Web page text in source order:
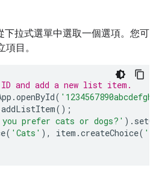
下拉式選單中選取一個選項。您可
項目。
and add a new list item.
.openById(
addListItem();
you prefer cats or dogs?' ).
( 'Cats' ), item .createChoice(